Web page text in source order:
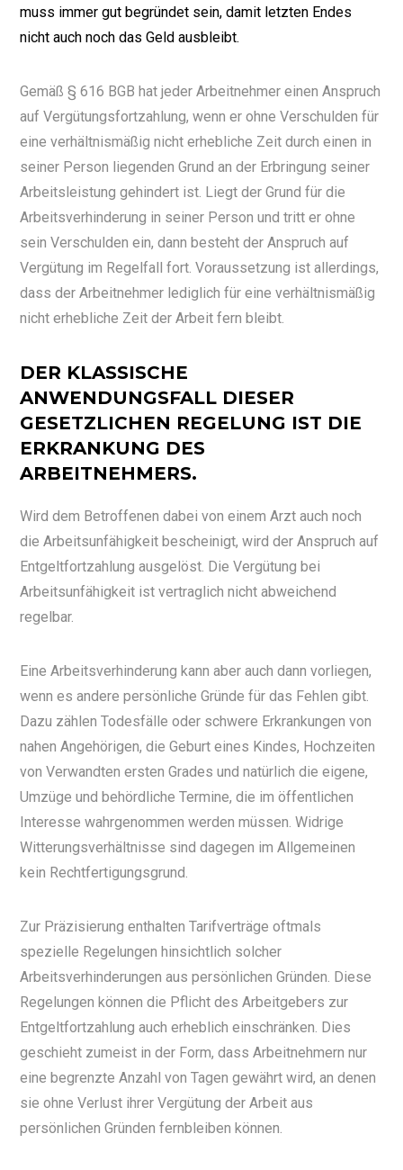
muss immer gut begründet sein, damit letzten Endes
nicht auch noch das Geld ausbleibt.
Gemäß § 616 BGB hat jeder Arbeitnehmer einen Anspruch
auf Vergütungsfortzahlung, wenn er ohne Verschulden für
eine verhältnismäßig nicht erhebliche Zeit durch einen in
seiner Person liegenden Grund an der Erbringung seiner
Arbeitsleistung gehindert ist. Liegt der Grund für die
Arbeitsverhinderung in seiner Person und tritt er ohne
sein Verschulden ein, dann besteht der Anspruch auf
Vergütung im Regelfall fort. Voraussetzung ist allerdings,
dass der Arbeitnehmer lediglich für eine verhältnismäßig
nicht erhebliche Zeit der Arbeit fern bleibt.
DER KLASSISCHE
ANWENDUNGSFALL DIESER
GESETZLICHEN REGELUNG IST DIE
ERKRANKUNG DES
ARBEITNEHMERS.
Wird dem Betroffenen dabei von einem Arzt auch noch
die Arbeitsunfähigkeit bescheinigt, wird der Anspruch auf
Entgeltfortzahlung ausgelöst. Die Vergütung bei
Arbeitsunfähigkeit ist vertraglich nicht abweichend
regelbar.
Eine Arbeitsverhinderung kann aber auch dann vorliegen,
wenn es andere persönliche Gründe für das Fehlen gibt.
Dazu zählen Todesfälle oder schwere Erkrankungen von
nahen Angehörigen, die Geburt eines Kindes, Hochzeiten
von Verwandten ersten Grades und natürlich die eigene,
Umzüge und behördliche Termine, die im öffentlichen
Interesse wahrgenommen werden müssen. Widrige
Witterungsverhältnisse sind dagegen im Allgemeinen
kein Rechtfertigungsgrund.
Zur Präzisierung enthalten Tarifverträge oftmals
spezielle Regelungen hinsichtlich solcher
Arbeitsverhinderungen aus persönlichen Gründen. Diese
Regelungen können die Pflicht des Arbeitgebers zur
Entgeltfortzahlung auch erheblich einschränken. Dies
geschieht zumeist in der Form, dass Arbeitnehmern nur
eine begrenzte Anzahl von Tagen gewährt wird, an denen
sie ohne Verlust ihrer Vergütung der Arbeit aus
persönlichen Gründen fernbleiben können.